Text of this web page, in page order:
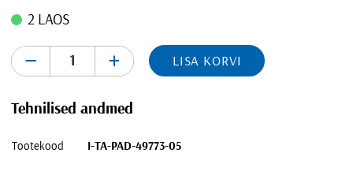
2 LAOS
- + LISA KORVI
Tehnilised andmed
Tootekood I-TA-PAD-49773-05